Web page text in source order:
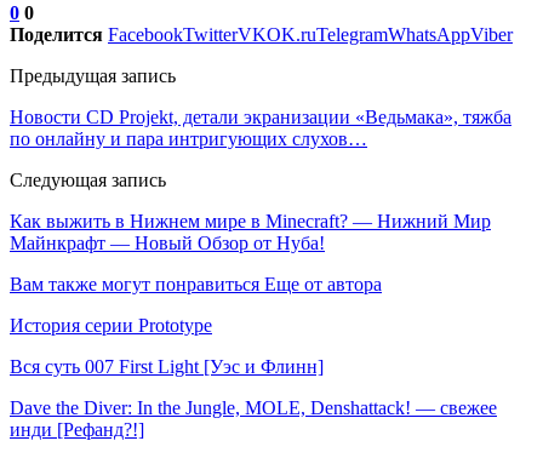
0 0
Поделится FacebookTwitterVKOK.ruTelegramWhatsAppViber
Предыдущая запись
Новости CD Projekt, детали экранизации «Ведьмака», тяжба
по онлайну и пара интригующих слухов…
Следующая запись
Как выжить в Нижнем мире в Minecraft? — Нижний Мир
Майнкрафт — Новый Обзор от Нуба!
Вам также могут понравиться Еще от автора
История серии Prototype
Вся суть 007 First Light [Уэс и Флинн]
Dave the Diver: In the Jungle, MOLE, Denshattack! — свежее
инди [Рефанд?!]